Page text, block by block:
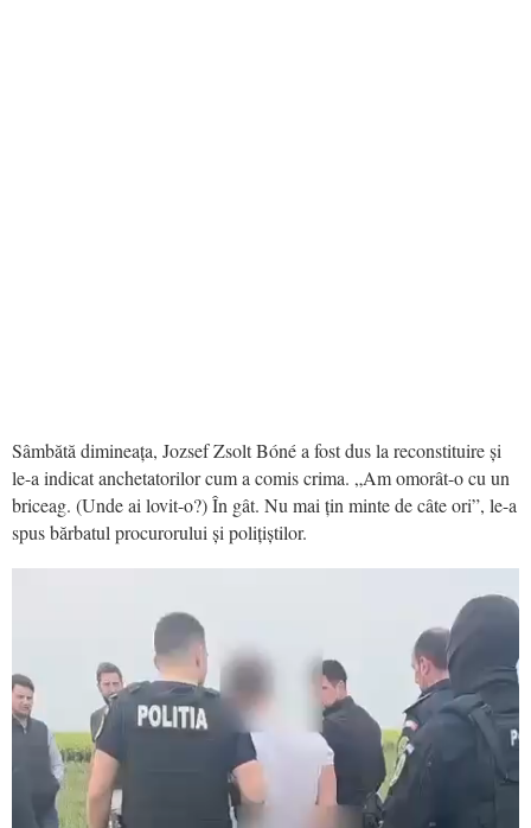
Sâmbătă dimineața, Jozsef Zsolt Bóné a fost dus la reconstituire și
le-a indicat anchetatorilor cum a comis crima. „Am omorât-o cu un
briceag. (Unde ai lovit-o?) În gât. Nu mai țin minte de câte ori”, le-a
spus bărbatul procurorului și polițiștilor.